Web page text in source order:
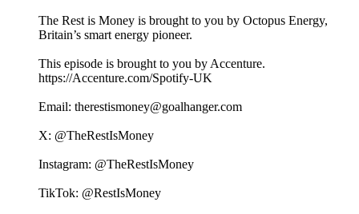
The Rest is Money is brought to you by Octopus Energy,
Britain’s smart energy pioneer.
This episode is brought to you by Accenture.
https://Accenture.com/Spotify-UK
Email: ⁠⁠⁠⁠⁠⁠⁠⁠⁠⁠⁠⁠⁠⁠⁠⁠⁠⁠⁠⁠⁠⁠⁠⁠⁠⁠⁠⁠⁠⁠⁠⁠⁠⁠⁠⁠⁠the⁠⁠⁠⁠⁠⁠⁠⁠⁠⁠⁠⁠⁠⁠⁠⁠⁠⁠⁠⁠⁠⁠⁠⁠⁠⁠⁠⁠⁠⁠⁠⁠⁠⁠⁠⁠⁠⁠⁠⁠⁠⁠⁠restismoney@goalhanger.com⁠⁠⁠⁠⁠⁠⁠⁠⁠⁠⁠⁠⁠⁠⁠⁠⁠⁠⁠⁠⁠⁠⁠⁠⁠⁠⁠⁠⁠⁠⁠⁠⁠⁠⁠⁠⁠⁠⁠⁠⁠⁠⁠⁠⁠⁠⁠⁠⁠⁠⁠⁠⁠⁠⁠⁠⁠⁠⁠⁠⁠⁠⁠⁠⁠⁠⁠⁠⁠⁠⁠⁠⁠⁠⁠⁠⁠⁠⁠⁠
X: ⁠⁠⁠⁠⁠⁠⁠⁠⁠⁠⁠⁠⁠⁠⁠⁠⁠⁠⁠⁠⁠⁠⁠⁠⁠⁠⁠⁠⁠⁠⁠⁠⁠⁠⁠⁠⁠⁠⁠⁠⁠⁠⁠⁠⁠⁠⁠⁠⁠⁠⁠⁠⁠⁠⁠⁠⁠⁠⁠⁠⁠⁠⁠⁠⁠⁠⁠⁠⁠⁠⁠⁠⁠⁠⁠⁠⁠⁠⁠⁠@TheRestIsMoney⁠⁠⁠⁠⁠⁠⁠⁠⁠⁠⁠⁠⁠⁠⁠⁠⁠⁠⁠⁠⁠⁠⁠⁠⁠⁠⁠⁠⁠⁠⁠⁠⁠⁠⁠⁠⁠⁠⁠⁠⁠⁠⁠⁠⁠⁠⁠⁠⁠⁠⁠⁠⁠⁠⁠⁠⁠⁠⁠⁠⁠⁠⁠⁠⁠⁠⁠⁠⁠⁠⁠⁠⁠⁠⁠⁠⁠⁠⁠⁠
Instagram: ⁠⁠⁠⁠⁠⁠⁠⁠⁠⁠⁠⁠⁠⁠⁠⁠⁠⁠⁠⁠⁠⁠⁠⁠⁠⁠⁠⁠⁠⁠⁠⁠⁠⁠⁠⁠⁠⁠⁠⁠⁠⁠⁠⁠⁠⁠⁠⁠⁠⁠⁠⁠⁠⁠⁠⁠⁠⁠⁠⁠⁠⁠⁠⁠⁠⁠⁠⁠⁠⁠⁠⁠⁠⁠⁠⁠⁠⁠⁠⁠@TheRestIsMoney⁠⁠⁠⁠⁠⁠⁠⁠⁠⁠⁠⁠⁠⁠⁠⁠⁠⁠⁠⁠⁠⁠⁠⁠⁠⁠⁠⁠⁠⁠⁠⁠⁠⁠⁠⁠⁠⁠⁠⁠⁠⁠⁠⁠⁠⁠⁠⁠⁠⁠⁠⁠⁠⁠⁠⁠⁠⁠⁠⁠⁠⁠⁠⁠⁠⁠⁠⁠⁠⁠⁠⁠⁠⁠⁠⁠⁠⁠⁠⁠
TikTok: ⁠⁠⁠⁠⁠⁠⁠⁠⁠⁠⁠⁠⁠⁠⁠⁠⁠⁠⁠⁠⁠⁠⁠⁠⁠⁠⁠⁠⁠⁠⁠⁠⁠⁠⁠⁠⁠⁠⁠⁠⁠⁠⁠⁠⁠⁠⁠⁠⁠⁠⁠⁠⁠⁠⁠⁠⁠⁠⁠⁠⁠⁠⁠⁠⁠⁠⁠⁠⁠⁠⁠⁠⁠⁠⁠⁠⁠⁠⁠⁠@RestIsMoney⁠⁠⁠⁠⁠⁠⁠⁠⁠⁠⁠⁠⁠⁠⁠⁠⁠⁠⁠⁠⁠⁠⁠⁠⁠⁠⁠⁠⁠⁠⁠⁠⁠⁠⁠⁠⁠⁠⁠⁠⁠⁠⁠⁠⁠⁠⁠⁠⁠⁠⁠⁠⁠⁠⁠⁠⁠⁠⁠⁠⁠⁠⁠⁠⁠⁠⁠⁠⁠⁠⁠⁠